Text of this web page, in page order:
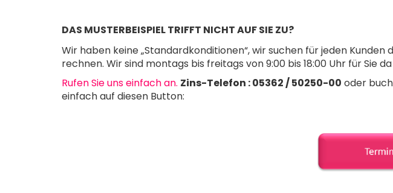
DAS MUSTERBEISPIEL TRIFFT NICHT AUF SIE ZU?
Wir haben keine „Standardkonditionen“, wir suchen für jeden Kunden
rechnen. Wir sind montags bis freitags von 9:00 bis 18:00 Uhr für Sie
Rufen Sie uns einfach an. Zins-Telefon : 05362 / 50250-00 oder
einfach auf diesen Button: